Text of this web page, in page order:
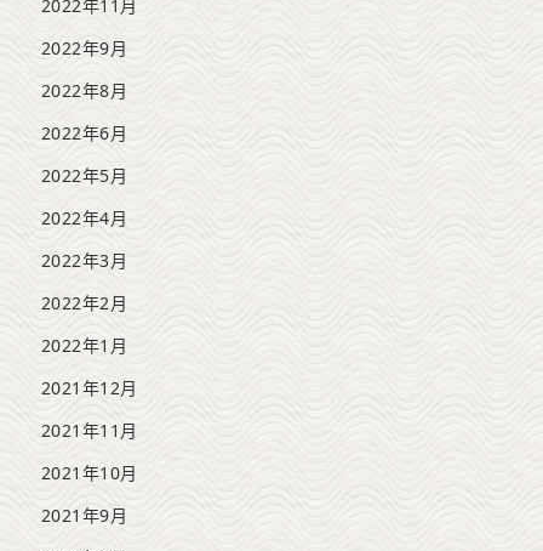
2022年11月
2022年9月
2022年8月
2022年6月
2022年5月
2022年4月
2022年3月
2022年2月
2022年1月
2021年12月
2021年11月
2021年10月
2021年9月